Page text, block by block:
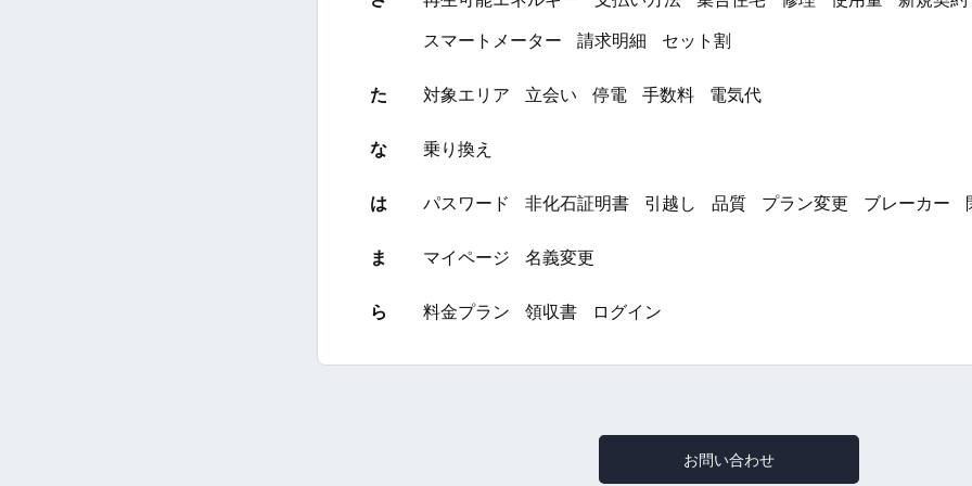
スマートメーター
請求明細 セット割
た 対象エリア 立会い 停電 手数料 電気代
な 乗り換え
は パスワード 非化石証明書 引越し 品質 プラン変更 ブレーカー
ま マイページ 名義変更
ら 料金プラン 領収書 ログイン
お問い合わせ